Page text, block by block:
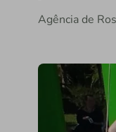
Agência de